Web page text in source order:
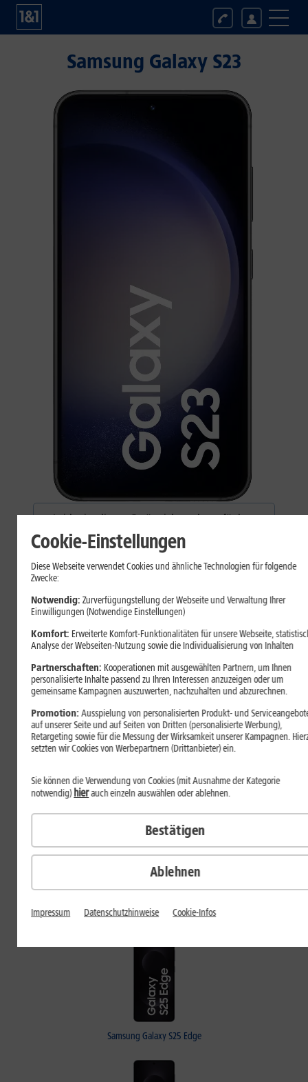
Samsung Galaxy S23
Leider ist dieses Gerät nicht mehr verfügbar.
Wählen Sie stattdessen eines unserer anderen
Top-Geräte.
Unsere Top-Angebote von
Samsung
Samsung Galaxy S25
Samsung Galaxy S25 (Refurbished)
Samsung Galaxy S25 Edge
Cookie-Einstellungen
Diese Webseite verwendet Cookies und ähnliche Technologien für folgende
Zwecke:
Notwendig: Zurverfügungstellung der Webseite und Verwaltung Ihrer
Einwilligungen (Notwendige Einstellungen)
Komfort: Erweiterte Komfort-Funktionalitäten für unsere Webseite,
Analyse der Webseiten-Nutzung sowie die Individualisierung von Inhalten
Partnerschaften: Kooperationen mit ausgewählten Partnern, um Ihnen
personalisierte Inhalte passend zu Ihren Interessen anzuzeigen oder um
gemeinsame Kampagnen auszuwerten, nachzuhalten und abzurechnen.
Promotion:Ausspielung von personalisierten Produkt- und
auf unserer Seite und auf Seiten von Dritten (personalisierte Werbung),
Retargeting sowie für die Messung der Wirksamkeit unserer Kampagnen.
setzten wir Cookies von Werbepartnern (Drittanbieter) ein.
Ablehnen
Sie können die Verwendung von Cookies (mit Ausnahme der Kategorie
notwendig) hierauch einzeln auswählen oder ablehnen.
Bestätigen
Impressum Datenschutzhinweise Cookie-Infos